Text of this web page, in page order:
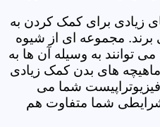
زیادی برای کمک کردن به
مجموعه ای از شیوه
توانند به وسیله آن ها به
های بدن کمک زیادی
فیزیوتراپیست شما می
شرایطی شما متفاوت هم